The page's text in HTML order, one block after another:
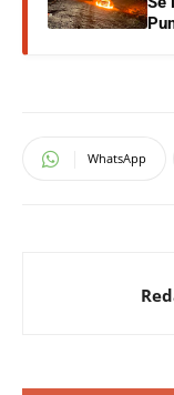
WhatsApp